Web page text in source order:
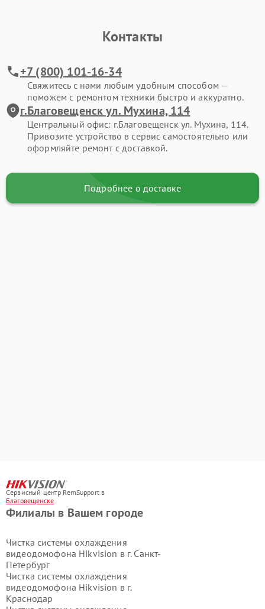
Контакты
+7 (800) 101-16-34
Свяжитесь с нами любым удобным способом —
поможем с ремонтом техники быстро и аккуратно.
г.Благовещенск ул. Мухина, 114
Центральный офис: г.Благовещенск ул. Мухина, 114.
Привозите устройство в сервис самостоятельно или
оформляйте ремонт с доставкой.
Подробнее о доставке
Сервисный центр RemSupport в
Благовещенске
Филиалы в Вашем городе
Чистка системы охлаждения
видеодомофона Hikvision в г. Санкт-
Петербург
Чистка системы охлаждения
видеодомофона Hikvision в г.
Краснодар